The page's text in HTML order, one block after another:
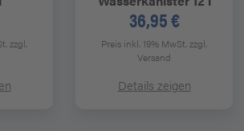
zzgl.
36,95 €
Preis inkl. 19% MwSt.zzgl.
Versand
Details zeigen